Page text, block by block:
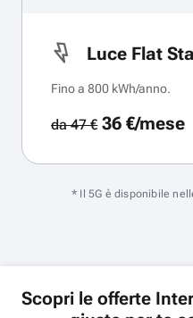
Luce Flat
Fino a 800 kWh/anno.
da 47 €36 €/mese
* Il 5G è disponibile
Scopri le offerte